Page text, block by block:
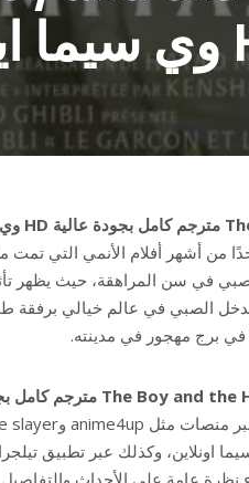
من أشهر أفلام الأنمي التي تمت
في سن المراهقة، حيث يظهر
الصبي في عالم خيالي برفقة
برج مهجور في مدينته.
اونلاين، وكذلك عبر تطبيق
عامة على الأحداث والتفاصيل.